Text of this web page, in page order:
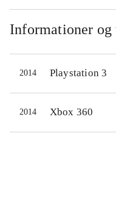
andre krigere,
overnaturlige
tjener man XP,
opgradering af
også helten på
skatte, så man
udstyr. Handlingen
Informationer og
2014 Playstation 3
2014 Xbox 360